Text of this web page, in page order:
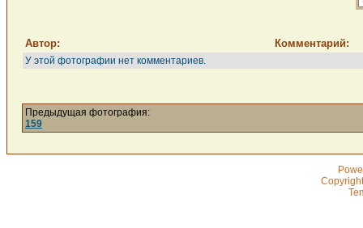
Автор: Комментарий:
У этой фотографии нет комментариев.
Предыдущая фотография:
159